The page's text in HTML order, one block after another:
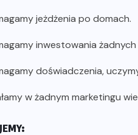
jeżdżenia po domach.
inwestowania
doświadczenia,
w żadnym marketingu